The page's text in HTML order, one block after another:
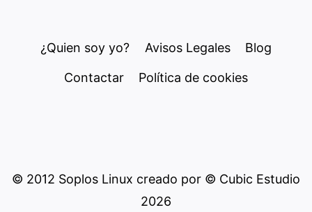
¿Quien soy yo? Avisos Legales Blog
Contactar Política de cookies
© 2012 Soplos Linux creado por © Cubic Estudio
2026